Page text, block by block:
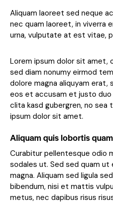
Aliquam laoreet sed neque
nec quam laoreet, in viverra
urna, vulputate at est vitae,
Lorem ipsum dolor sit amet,
sed diam nonumy eirmod
dolore magna aliquyam erat,
eos et accusam et justo
clita kasd gubergren, no
ipsum dolor sit amet.
Aliquam quis lobortis quam
Curabitur pellentesque odio
sodales ut. Sed sed quam
magna. Aliquam sed ligula
bibendum, nisi et mattis
metus, nec dapibus risus